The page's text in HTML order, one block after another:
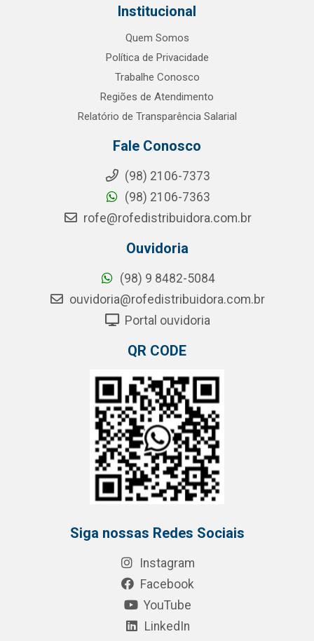
Institucional
Quem Somos
Política de Privacidade
Trabalhe Conosco
Regiões de Atendimento
Relatório de Transparência Salarial
Fale Conosco
(98) 2106-7373
(98) 2106-7363
rofe@rofedistribuidora.com.br
Ouvidoria
(98) 9 8482-5084
ouvidoria@rofedistribuidora.com.br
Portal ouvidoria
QR CODE
Siga nossas Redes Sociais
Instagram
Facebook
YouTube
LinkedIn